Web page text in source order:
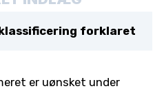
forklaret
er uønsket under